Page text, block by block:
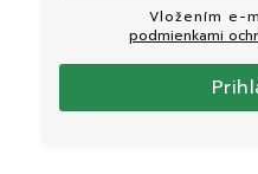
podmienkami